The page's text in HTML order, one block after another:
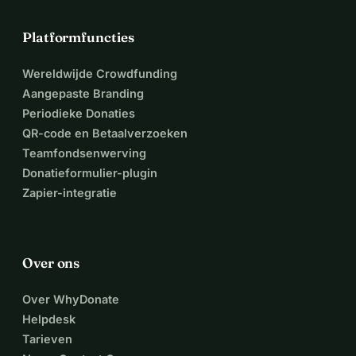
Heb je oude beentjes? Geen probleem, probeer dan op het
Platformfuncties
Wereldwijde Crowdfunding
Aangepaste Branding
Periodieke Donaties
QR-code en Betaalverzoeken
Teamfondsenwerving
Donatieformulier-plugin
Zapier-integratie
Over ons
Over WhyDonate
Helpdesk
Tarieven